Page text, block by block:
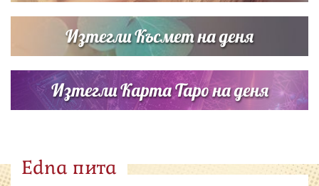
Изтегли Късмет на деня
Изтегли Карта Таро на деня
Edna пита